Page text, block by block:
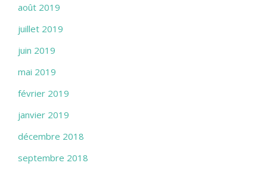
août 2019
juillet 2019
juin 2019
mai 2019
février 2019
janvier 2019
décembre 2018
septembre 2018